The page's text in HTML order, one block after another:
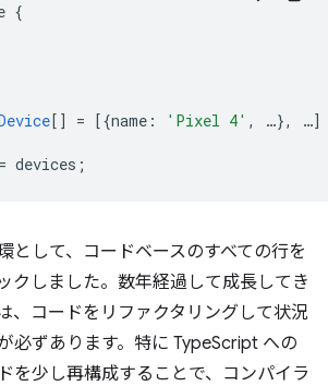
{
[] = [{name : 'Pixel 4' , …}, …]
= devices ;
として、コードベースのすべての行を
クしました。数年経過して成長してき
、コードをリファクタリングして状況
必ずあります。特に TypeScript への
を少し再構成することで、コンパイラ